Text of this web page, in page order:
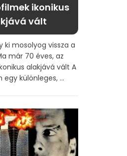
ikonikus
vált
ki mosolyog vissza a
már 70 éves, az
alakjává vált A
egy különleges, ...